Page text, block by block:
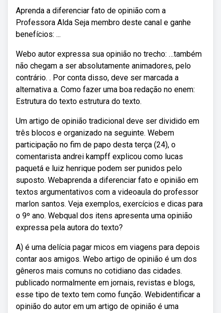
Aprenda a diferenciar fato de opinião com a
Professora Alda Seja membro deste canal e ganhe
benefícios: ...
Webo autor expressa sua opinião no trecho: …também
não chegam a ser absolutamente animadores, pelo
contrário. . Por conta disso, deve ser marcada a
alternativa a. Como fazer uma boa redação no enem:
Estrutura do texto estrutura do texto.
Um artigo de opinião tradicional deve ser dividido em
três blocos e organizado na seguinte. Webem
participação no fim de papo desta terça (24), o
comentarista andrei kampff explicou como lucas
paquetá e luiz henrique podem ser punidos pelo
suposto. Webaprenda a diferenciar fato e opinião em
textos argumentativos com a videoaula do professor
marlon santos. Veja exemplos, exercícios e dicas para
o 9º ano. Webqual dos itens apresenta uma opinião
expressa pela autora do texto?
A) é uma delícia pagar micos em viagens para depois
contar aos amigos. Webo artigo de opinião é um dos
gêneros mais comuns no cotidiano das cidades.
publicado normalmente em jornais, revistas e blogs,
esse tipo de texto tem como função. Webidentificar a
opinião do autor em um artigo de opinião é uma